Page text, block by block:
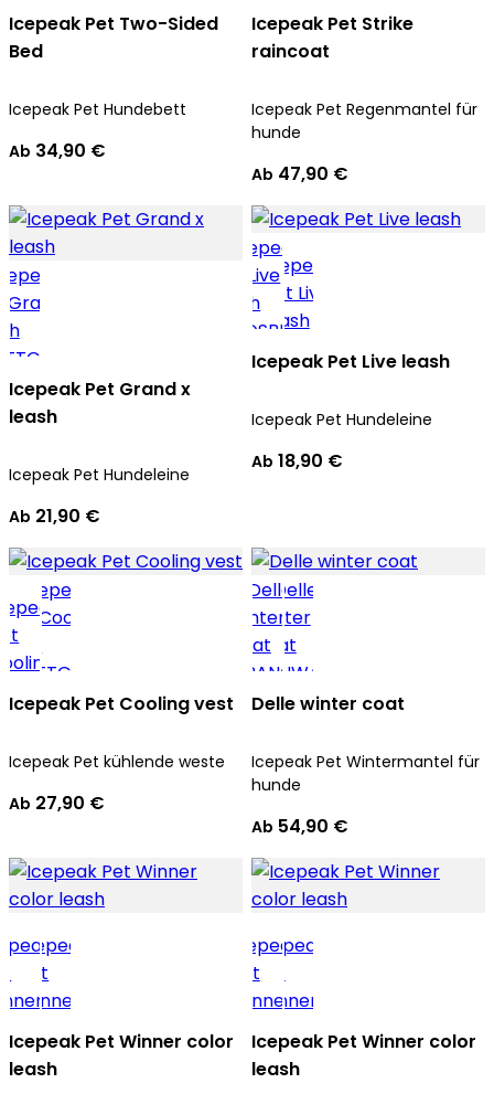
Icepeak Pet Two-Sided
Bed
Icepeak Pet Hundebett
Ab 34,90 €
Icepeak Pet Strike
raincoat
Icepeak Pet Regenmantel für
hunde
Ab 47,90 €
Icepeak Pet Grand x
leash
Icepeak Pet Hundeleine
Ab 21,90 €
Icepeak Pet Live leash
Icepeak Pet Hundeleine
Ab 18,90 €
Icepeak Pet Cooling vest
Icepeak Pet kühlende weste
Ab 27,90 €
Delle winter coat
Icepeak Pet Wintermantel für
hunde
Ab 54,90 €
Icepeak Pet Winner color
leash
Icepeak Pet Winner color
leash